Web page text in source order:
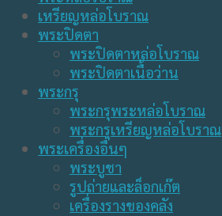
เหรียญหล่อโบราณ
พระปิดตา
พระปิดตาหล่อโบราณ
พระปิดตาเนื้อว่าน
พระกรุ
พระกรุพระหล่อโบราณ
พระกรุเหรียญหล่อโบราณ
พระเครื่องอื่นๆ
พระบูชา
รูปถ่ายและล็อกเก๊ต
เครื่องรางของคลัง